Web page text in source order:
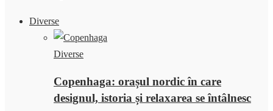
Diverse
Diverse
Copenhaga: orașul nordic în care
designul, istoria și relaxarea se întâlnesc